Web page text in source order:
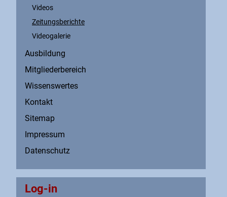
Videos
Zeitungsberichte
Videogalerie
Ausbildung
Mitgliederbereich
Wissenswertes
Kontakt
Sitemap
Impressum
Datenschutz
Log-in